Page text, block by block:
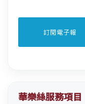
華樂絲服務項目